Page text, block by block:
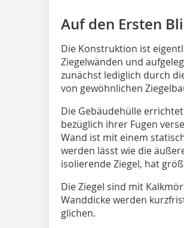
Auf den Ersten
Die Konstruktion ist
Ziegelwänden und
zunächst lediglich durch
von gewöhnlichen
Die Gebäudehülle
bezüglich ihrer Fugen
Wand ist mit einem
werden lässt wie die
isolierende Ziegel, hat
Die Ziegel sind mit
Wanddicke werden
glichen.